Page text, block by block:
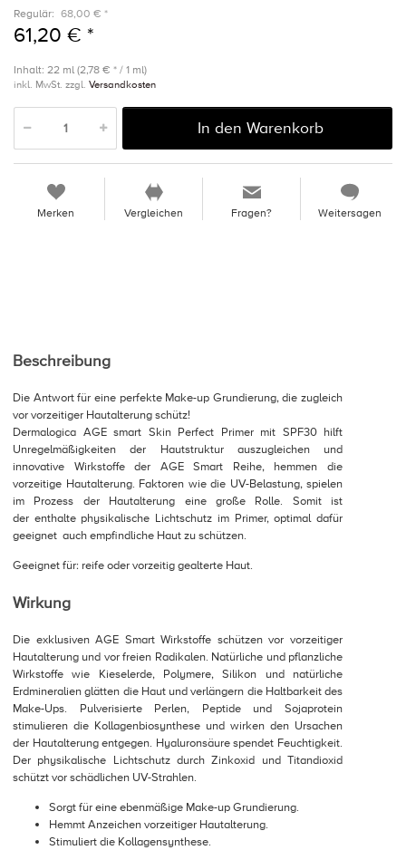
Regulär: 68,00 € *
61,20 € *
Inhalt: 22 ml (2,78 € * / 1 ml)
inkl. MwSt. zzgl. Versandkosten
In den Warenkorb
Merken Vergleichen Fragen? Weitersagen
Beschreibung
Die Antwort für eine perfekte Make-up Grundierung, die zugleich
vor vorzeitiger Hautalterung schütz!
Dermalogica AGE smart Skin Perfect Primer mit SPF30 hilft
Unregelmäßigkeiten der Hautstruktur auszugleichen und
innovative Wirkstoffe der AGE Smart Reihe, hemmen die
vorzeitige Hautalterung. Faktoren wie die UV-Belastung, spielen
im Prozess der Hautalterung eine große Rolle. Somit ist
der enthalte physikalische Lichtschutz im Primer, optimal dafür
geeignet auch empfindliche Haut zu schützen.
Geeignet für: reife oder vorzeitig gealterte Haut.
Wirkung
Die exklusiven AGE Smart Wirkstoffe schützen vor vorzeitiger
Hautalterung und vor freien Radikalen. Natürliche und pflanzliche
Wirkstoffe wie Kieselerde, Polymere, Silikon und natürliche
Erdmineralien glätten die Haut und verlängern die Haltbarkeit des
Make-Ups. Pulverisierte Perlen, Peptide und Sojaprotein
stimulieren die Kollagenbiosynthese und wirken den Ursachen
der Hautalterung entgegen. Hyaluronsäure spendet Feuchtigkeit.
Der physikalische Lichtschutz durch Zinkoxid und Titandioxid
schützt vor schädlichen UV-Strahlen.
Sorgt für eine ebenmäßige Make-up Grundierung.
Hemmt Anzeichen vorzeitiger Hautalterung.
Stimuliert die Kollagensynthese.